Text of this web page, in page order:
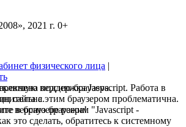
2008», 2021 г. 0+
физического лица |
поддержка Jasvscript. Работа в
в браузере режим "Javascript -
версию браузера.
сайта с этим браузером проблематична.
версию браузера!
это сделать, обратитесь к системному